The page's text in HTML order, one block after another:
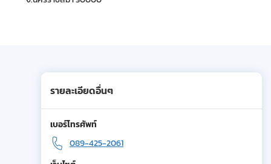
รายละเอียดอื่นๆ
เบอร์โทรศัพท์
089-425-2061